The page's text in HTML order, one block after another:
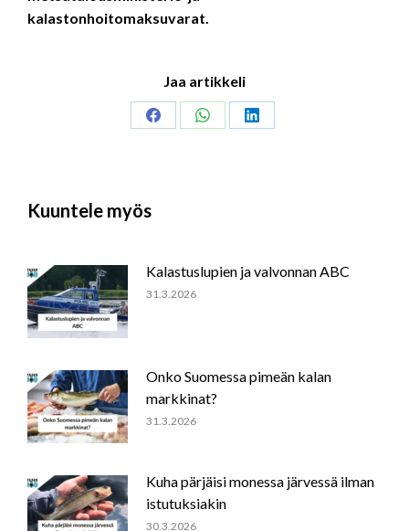
kalastonhoitomaksuvarat.
Jaa artikkeli
Share
Share
Share
Kuuntele myös
Kalastuslupien ja valvonnan ABC
31.3.2026
Onko Suomessa pimeän kalan
markkinat?
31.3.2026
Kuha pärjäisi monessa järvessä ilman
istutuksiakin
30.3.2026